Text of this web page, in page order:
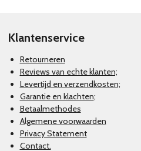
Klantenservice
Retourneren
Reviews van echte klanten;
Levertijd en verzendkosten;
Garantie en klachten;
Betaalmethodes
Algemene voorwaarden
Privacy Statement
Contact.